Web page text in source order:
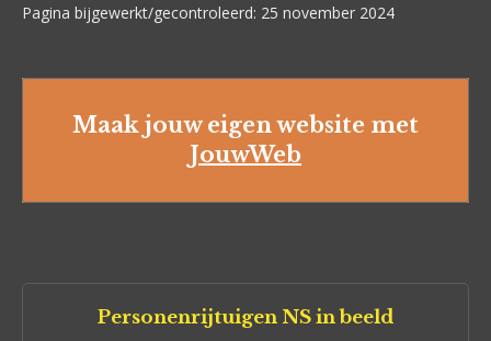
Pagina bijgewerkt/gecontroleerd: 25 november 2024
Maak jouw eigen website met
JouwWeb
Personenrijtuigen NS in beeld